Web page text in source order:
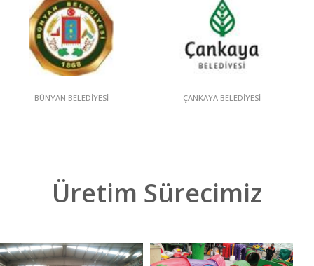
BÜNYAN BELEDİYESİ ÇANKAYA BELEDİYESİ
Üretim Sürecimiz